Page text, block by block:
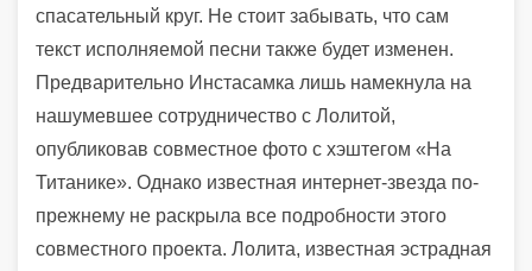
спасательный круг. Не стоит забывать, что сам
текст исполняемой песни также будет изменен.
Предварительно Инстасамка лишь намекнула на
нашумевшее сотрудничество с Лолитой,
опубликовав совместное фото с хэштегом «На
Титанике». Однако известная интернет-звезда по-
прежнему не раскрыла все подробности этого
совместного проекта. Лолита, известная эстрадная